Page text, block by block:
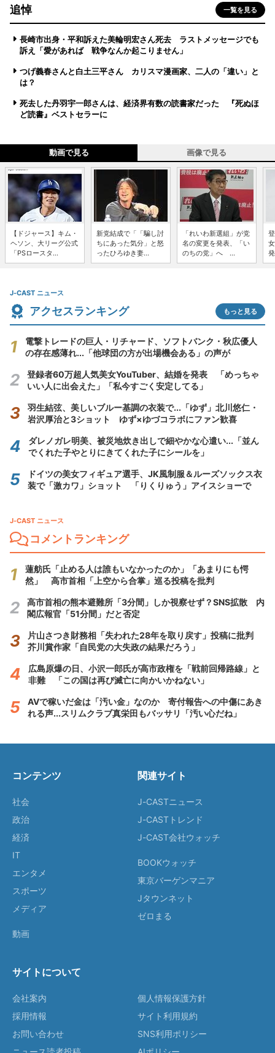
追悼 一覧を見る
長崎市出身・平和訴えた美輪明宏さん死去 ラストメッセージでも
訴え「愛があれば 戦争なんか起こりません」
つげ義春さんと白土三平さん カリスマ漫画家、二人の「違い」と
は？
死去した丹羽宇一郎さんは、経済界有数の読書家だった 『死ぬほ
ど読書』ベストセラーに
動画で見る 画像で見る
【ドジャース】キム・
ヘソン、大リーグ公式
「PSロースタ...
新党結成で「「騙し討
ちにあった気分」と怒
ったひろゆき妻...
「れいわ新選組」が党
名の変更を発表、「い
のちの党」へ ...
J-CAST ニュース
アクセスランキング もっと見る
電撃トレードの巨人・リチャード、ソフトバンク・秋広優人
の存在感薄れ...「他球団の方が出場機会ある」の声が
登録者60万超人気美女YouTuber、結婚を発表 「めっちゃ
いい人に出会えた」「私今すごく安定してる」
羽生結弦、美しいブルー基調の衣装で...「ゆず」北川悠仁・
岩沢厚治と3ショット ゆず×ゆづコラボにファン歓喜
ダレノガレ明美、被災地炊き出しで細やかな心遣い...「並ん
でくれた子やとりにきてくれた子にシールを」
ドイツの美女フィギュア選手、JK風制服＆ルーズソックス衣
装で「激カワ」ショット 「りくりゅう」アイスショーで
J-CAST ニュース
コメントランキング
蓮舫氏「止める人は誰もいなかったのか」「あまりにも愕
然」 高市首相「上空から合掌」巡る投稿を批判
高市首相の熊本避難所「3分間」しか視察せず？SNS拡散 内
閣広報官「51分間」だと否定
片山さつき財務相「失われた28年を取り戻す」投稿に批判
芥川賞作家「自民党の大失政の結果だろう」
広島原爆の日、小沢一郎氏が高市政権を「戦前回帰路線」と
非難 「この国は再び滅亡に向かいかねない」
AVで稼いだ金は「汚い金」なのか 寄付報告への中傷にあき
れる声...スリムクラブ真栄田もバッサリ「汚い心だね」
コンテンツ
社会
政治
経済
IT
エンタメ
スポーツ
メディア
動画
関連サイト
J-CASTニュース
J-CASTトレンド
J-CAST会社ウォッチ
BOOKウォッチ
東京バーゲンマニア
Jタウンネット
ゼロまる
サイトについて
会社案内
採用情報
お問い合わせ
個人情報保護方針
サイト利用規約
SNS利用ポリシー